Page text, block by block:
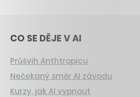
CO SE DĚJE V AI
Průšvih Anthtropicu
Nečekaný směr AI závodu
Kurzy, jak AI vypnout